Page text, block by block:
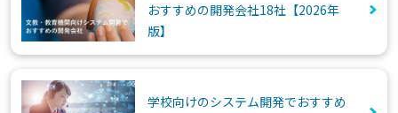
おすすめの開発会社18社【2026年
版】
学校向けのシステム開発でおすすめ